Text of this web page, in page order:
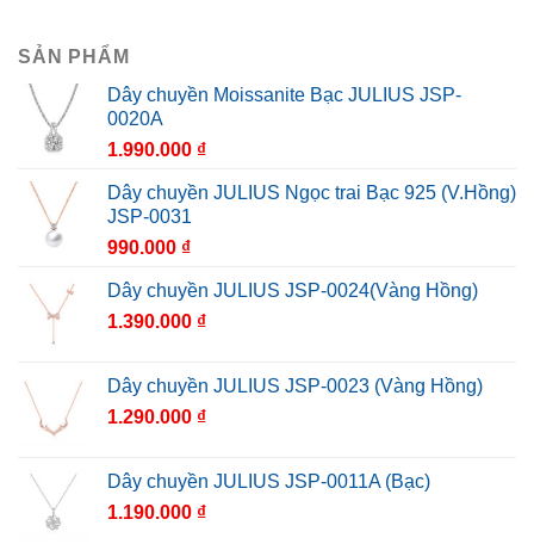
SẢN PHẨM
Dây chuyền Moissanite Bạc JULIUS JSP-
0020A
1.990.000 ₫
Dây chuyền JULIUS Ngọc trai Bạc 925 (V.Hồng)
JSP-0031
990.000 ₫
Dây chuyền JULIUS JSP-0024(Vàng Hồng)
1.390.000 ₫
Dây chuyền JULIUS JSP-0023 (Vàng Hồng)
1.290.000 ₫
Dây chuyền JULIUS JSP-0011A (Bạc)
1.190.000 ₫